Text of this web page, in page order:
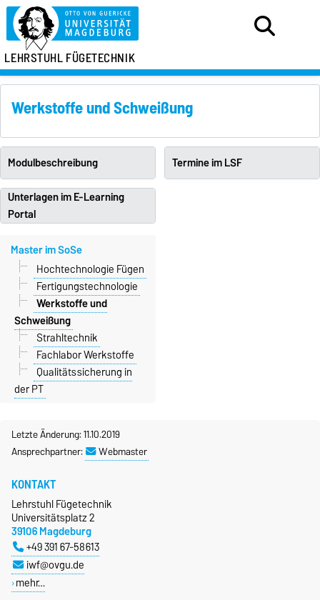
LEHRSTUHL FÜGETECHNIK
Werkstoffe und Schweißung
Modulbeschreibung
Termine im LSF
Unterlagen im E-Learning
Portal
Master im SoSe
Hochtechnologie Fügen
Fertigungstechnologie
Werkstoffe und
Schweißung
Strahltechnik
Fachlabor Werkstoffe
Qualitätssicherung in
der PT
Letzte Änderung: 11.10.2019
Ansprechpartner:
Webmaster
KONTAKT
Lehrstuhl Fügetechnik
Universitätsplatz 2
39106 Magdeburg
+49 391 67-58613
iwf@ovgu.de
mehr…